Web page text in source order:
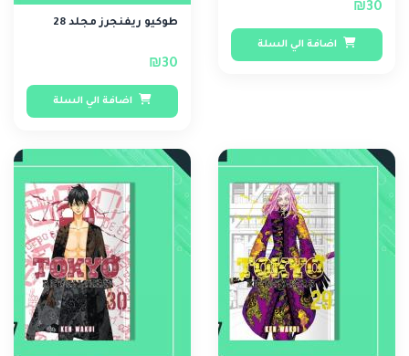
₪30
اضافة الي السلة
طوكيو ريفنجرز مجلد 28
₪30
اضافة الي السلة